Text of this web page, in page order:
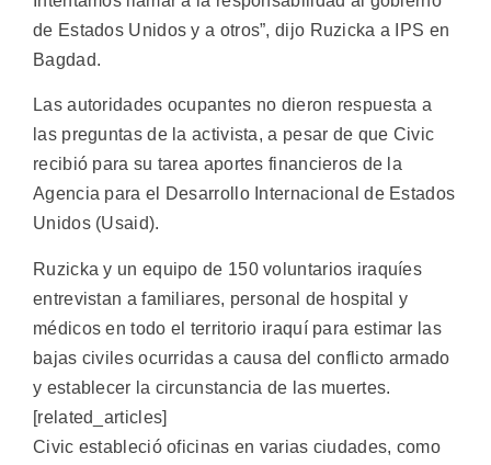
de Estados Unidos y a otros”, dijo Ruzicka a IPS en
Bagdad.
Las autoridades ocupantes no dieron respuesta a
las preguntas de la activista, a pesar de que Civic
recibió para su tarea aportes financieros de la
Agencia para el Desarrollo Internacional de Estados
Unidos (Usaid).
Ruzicka y un equipo de 150 voluntarios iraquíes
entrevistan a familiares, personal de hospital y
médicos en todo el territorio iraquí para estimar las
bajas civiles ocurridas a causa del conflicto armado
y establecer la circunstancia de las muertes.
[related_articles]
Civic estableció oficinas en varias ciudades, como